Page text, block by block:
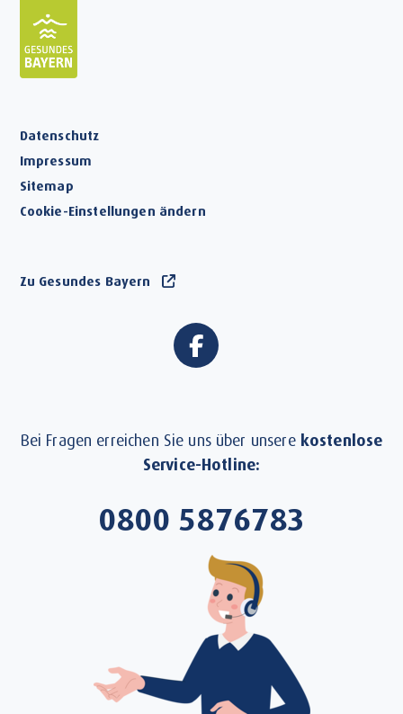
Datenschutz
Impressum
Sitemap
Cookie-Einstellungen ändern
Zu Gesundes Bayern
Bei Fragen erreichen Sie uns über unsere kostenlose
Service-Hotline:
0800 5876783